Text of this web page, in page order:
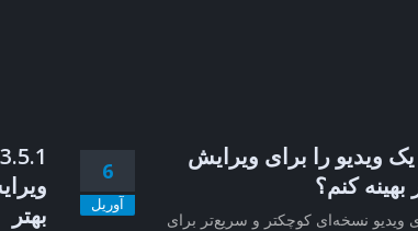
بهتر
6
آوریل
ویدیو را برای ویرایش
بهینه کنم؟
ویدیو نسخه‌ای کوچکتر و سریع‌تر برای